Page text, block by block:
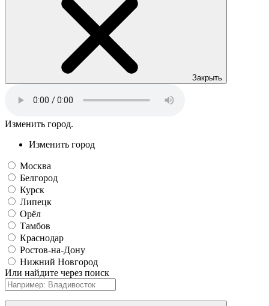
Закрыть
Изменить город.
Изменить город
Москва
Белгород
Курск
Липецк
Орёл
Тамбов
Краснодар
Ростов-на-Дону
Нижний Новгород
Или найдите через поиск